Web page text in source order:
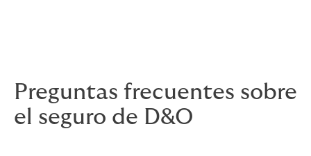
Preguntas frecuentes sobre
el seguro de D&O